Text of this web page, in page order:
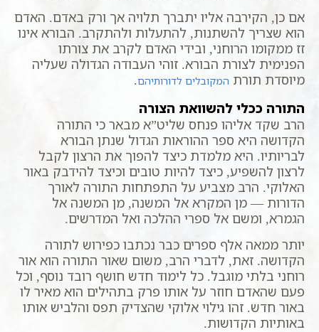
אם כן, הקירבה אליו יתברך תלויה אך ורק באדם. האדם
הוא שצריך להשתנות, להתעלות ולהתקרב. הבורא אינו
זז ממקומו הרוחני, ובידי האדם לקרב את צורתו
הפנימית לצורת הבורא. זוהי העבודה הגדולה שעליה
מיוסדת תורת המקובלים לדורותיהם.
התורה ככלי להשוואת הצורה
הרב שקד אליהו פנחס שליט”א מבאר כי התורה
הקדושה היא ספר ההוראות הגדול שנתן הבורא
לבריותיו. היא מלמדת כיצד להפוך את הרצון לקבל
לרצון להשפיע, כיצד להיות טובים וכיצד להידבק באור
האלוקי. הרב מצביע על התפתחות התורה לאורך
הדורות — מן המקרא אל המשנה, מן המשנה אל
הגמרא, ומשם אל ספרי ההלכה ואל המדרשים.
יותר ממאה אלף ספרים כבר נכתבו כפירוש לתורה
הקדושה. זאת, לדברי הרב, משום שאור התורה הוא אור
רוחני בלתי מוגבל. כל לימוד חדש חושף רובד נוסף, וכל
פעם שהאדם חוזר על אותו פרק בתהילים הוא מאיר לו
באור חדש. זהו גילוי אלוקי שהצדיק תפס והלביש אותו
באותיות הקדושות.